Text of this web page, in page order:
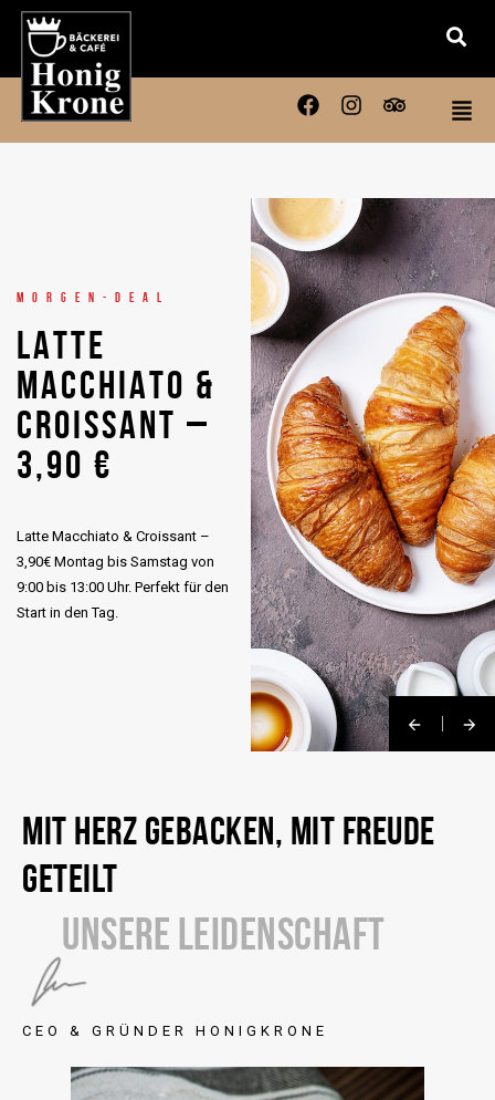
MORGEN-DEAL
LATTE
MACCHIATO &
CROISSANT –
3,90 €
Latte Macchiato & Croissant –
3,90€ Montag bis Samstag von
9:00 bis 13:00 Uhr. Perfekt für den
Start in den Tag.
MIT HERZ GEBACKEN, MIT FREUDE
GETEILT
CEO & GRÜNDER HONIGKRONE
UNSERE LEIDENSCHAFT